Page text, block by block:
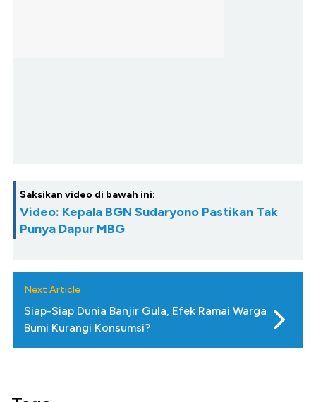
Saksikan video di bawah ini:
Video: Kepala BGN Sudaryono Pastikan Tak
Punya Dapur MBG
Next Article
Siap-Siap Dunia Banjir Gula, Efek Ramai Warga
Bumi Kurangi Konsumsi?